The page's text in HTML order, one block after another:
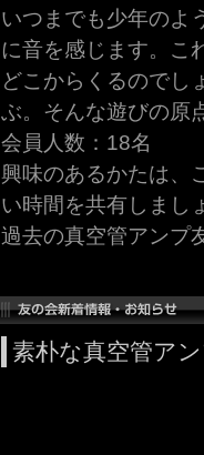
いつまでも少年のよ
に音を感じます。こ
どこからくるのでし
ぶ。そんな遊びの原
会員人数：18名
興味のあるかたは、
い時間を共有しまし
過去の真空管アンプ
素朴な真空管ア